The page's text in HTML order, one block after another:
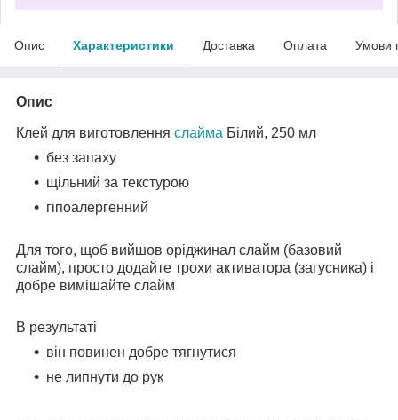
Опис Характеристики Доставка Оплата Умови
Опис
Клей для виготовлення слайма Білий, 250 мл
без запаху
щільний за текстурою
гіпоалергенний
Для того, щоб вийшов оріджинал слайм (базовий
слайм), просто додайте трохи активатора (загусника) і
добре вимішайте слайм
В результаті
він повинен добре тягнутися
не липнути до рук